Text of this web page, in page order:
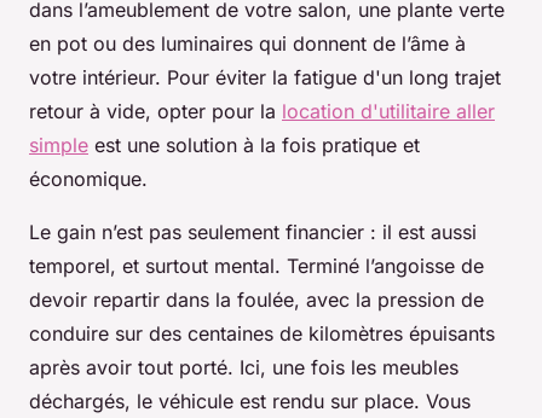
dans l’ameublement de votre salon, une plante verte
en pot ou des luminaires qui donnent de l’âme à
votre intérieur. Pour éviter la fatigue d'un long trajet
retour à vide, opter pour la location d'utilitaire aller
simple est une solution à la fois pratique et
économique.
Le gain n’est pas seulement financier : il est aussi
temporel, et surtout mental. Terminé l’angoisse de
devoir repartir dans la foulée, avec la pression de
conduire sur des centaines de kilomètres épuisants
après avoir tout porté. Ici, une fois les meubles
déchargés, le véhicule est rendu sur place. Vous